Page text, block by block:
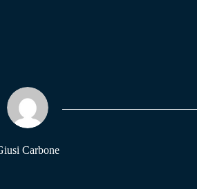
Carbone